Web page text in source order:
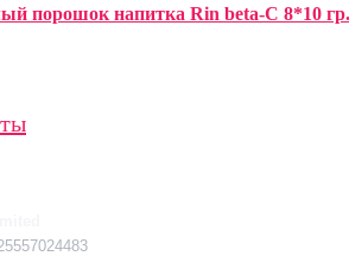
порошок напитка Rin beta-C 8*10